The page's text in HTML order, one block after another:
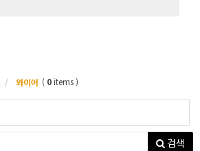
와이어 ( 0items )
검색